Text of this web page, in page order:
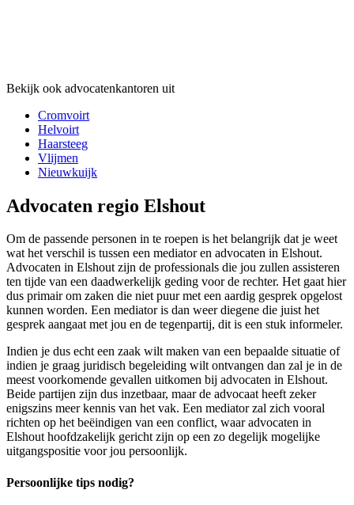
Bekijk ook advocatenkantoren uit
Cromvoirt
Helvoirt
Haarsteeg
Vlijmen
Nieuwkuijk
Advocaten regio Elshout
Om de passende personen in te roepen is het belangrijk dat je weet
wat het verschil is tussen een mediator en advocaten in Elshout.
Advocaten in Elshout zijn de professionals die jou zullen assisteren
ten tijde van een daadwerkelijk geding voor de rechter. Het gaat hier
dus primair om zaken die niet puur met een aardig gesprek opgelost
kunnen worden. Een mediator is dan weer diegene die juist het
gesprek aangaat met jou en de tegenpartij, dit is een stuk informeler.
Indien je dus echt een zaak wilt maken van een bepaalde situatie of
indien je graag juridisch begeleiding wilt ontvangen dan zal je in de
meest voorkomende gevallen uitkomen bij advocaten in Elshout.
Beide partijen zijn dus inzetbaar, maar de advocaat heeft zeker
enigszins meer kennis van het vak. Een mediator zal zich vooral
richten op het beëindigen van een conflict, waar advocaten in
Elshout hoofdzakelijk gericht zijn op een zo degelijk mogelijke
uitgangspositie voor jou persoonlijk.
Persoonlijke tips nodig?